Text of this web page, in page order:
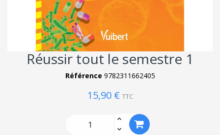
Réussir tout le semestre 1
Référence 9782311662405
15,90 € TTC